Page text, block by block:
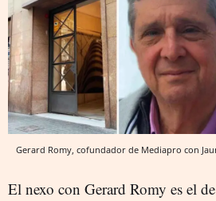
Gerard Romy, cofundador de Mediapro con
El nexo con Gerard Romy es el